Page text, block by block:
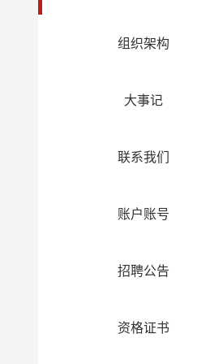
组织架构
大事记
联系我们
账户账号
招聘公告
资格证书